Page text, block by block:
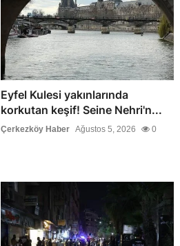
Eyfel Kulesi yakınlarında
korkutan keşif! Seine Nehri'n...
Çerkezköy Haber Ağustos 5, 2026 0